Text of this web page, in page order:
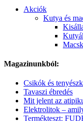
Akciók
Kutya és
Magazinunkból:
Csikók és
Tavaszi ébredés
Mit jelent az
Elektrolitok –
Termékteszt: